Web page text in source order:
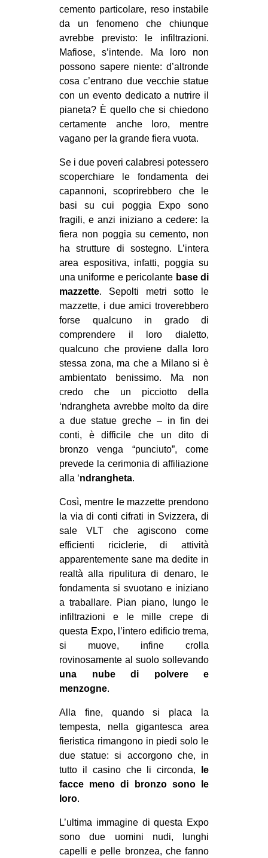
cemento particolare, reso instabile
da un fenomeno che chiunque
avrebbe previsto: le infiltrazioni.
Mafiose, s’intende. Ma loro non
possono sapere niente: d’altronde
cosa c’entrano due vecchie statue
con un evento dedicato a nutrire il
pianeta? È quello che si chiedono
certamente anche loro, mentre
vagano per la grande fiera vuota.
Se i due poveri calabresi potessero
scoperchiare le fondamenta dei
capannoni, scoprirebbero che le
basi su cui poggia Expo sono
fragili, e anzi iniziano a cedere: la
fiera non poggia su cemento, non
ha strutture di sostegno. L’intera
area espositiva, infatti, poggia su
una uniforme e pericolante base di
mazzette. Sepolti metri sotto le
mazzette, i due amici troverebbero
forse qualcuno in grado di
comprendere il loro dialetto,
qualcuno che proviene dalla loro
stessa zona, ma che a Milano si è
ambientato benissimo. Ma non
credo che un picciotto della
‘ndrangheta avrebbe molto da dire
a due statue greche – in fin dei
conti, è difficile che un dito di
bronzo venga “punciuto”, come
prevede la cerimonia di affiliazione
alla ‘ndrangheta.
Così, mentre le mazzette prendono
la via di conti cifrati in Svizzera, di
sale VLT che agiscono come
efficienti riciclerie, di attività
apparentemente sane ma dedite in
realtà alla ripulitura di denaro, le
fondamenta si svuotano e iniziano
a traballare. Pian piano, lungo le
infiltrazioni e le mille crepe di
questa Expo, l’intero edificio trema,
si muove, infine crolla
rovinosamente al suolo sollevando
una nube di polvere e
menzogne.
Alla fine, quando si placa la
tempesta, nella gigantesca area
fieristica rimangono in piedi solo le
due statue: si accorgono che, in
tutto il casino che li circonda,
le
facce meno di bronzo sono le
loro.
L’ultima immagine di questa Expo
sono due uomini nudi, lunghi
capelli e pelle bronzea, che fanno